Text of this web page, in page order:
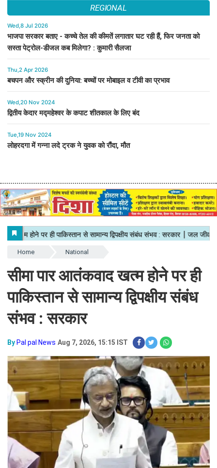
REGIONAL
Wed,8 Jul 2026
भाजपा सरकार बताए - कच्चे तेल की कीमतें लगातार घट रही हैं, फिर जनता को
सस्ता पेट्रोल-डीजल कब मिलेगा? : कुमारी सैलजा
Thu,2 Apr 2026
बचपन और स्क्रीन की दुनिया: बच्चों पर मोबाइल व टीवी का प्रभाव
Wed,20 Nov 2024
द्वितीय केदार मद्महेश्वर के कपाट शीतकाल के लिए बंद
Tue,19 Nov 2024
लोहरदगा में गन्ना लदे ट्रक ने युवक को रौंदा, मौत
Home National
सीमा पार आतंकवाद खत्म होने पर ही
पाकिस्तान से सामान्य द्विपक्षीय संबंध
संभव : सरकार
By Pal pal News Aug 7, 2026, 15:15 IST